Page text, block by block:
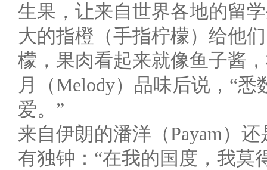
生果，让来自世界各地的留
大的指橙（手指柠檬）给他
檬，果肉看起来就像鱼子酱
月（Melody）品味后说，“
爱。”
来自伊朗的潘洋（Payam）
有独钟：“在我的国度，我莫